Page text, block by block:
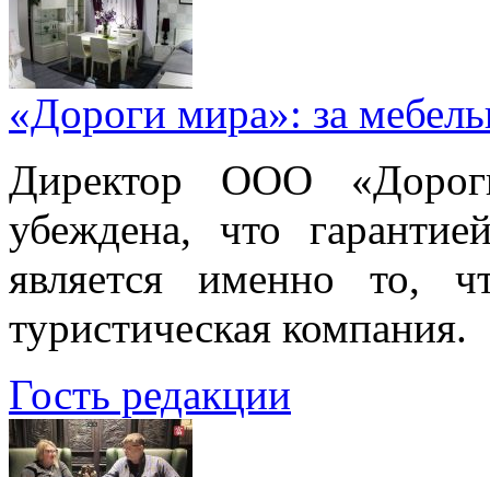
«Дороги мира»: за
Директор ООО
убеждена, что
является именно то,
туристическая компания.
Гость редакции